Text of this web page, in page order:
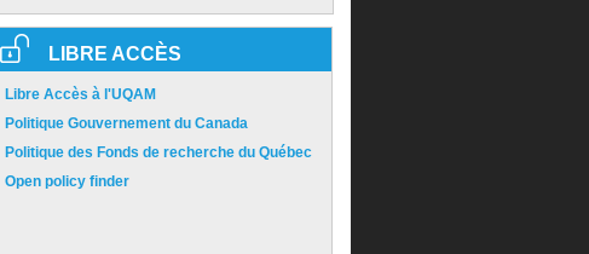
LIBRE ACCÈS
Libre Accès à l'UQAM
Politique Gouvernement du Canada
Politique des Fonds de recherche du Québec
Open policy finder